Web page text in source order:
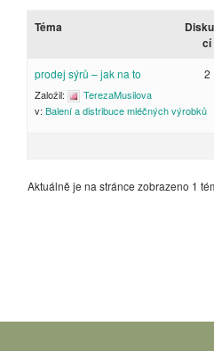
Téma
cí
prodej sýrů – jak na to
Založil:
TerezaMusilova
v: Balení a distribuce mléčných výrobků
2
Aktuálně je na stránce zobrazeno 1